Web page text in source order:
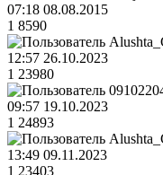
07:18 08.08.2015
1 8590
12:57 26.10.2023
1 23980
09:57 19.10.2023
1 24893
13:49 09.11.2023
1 23403